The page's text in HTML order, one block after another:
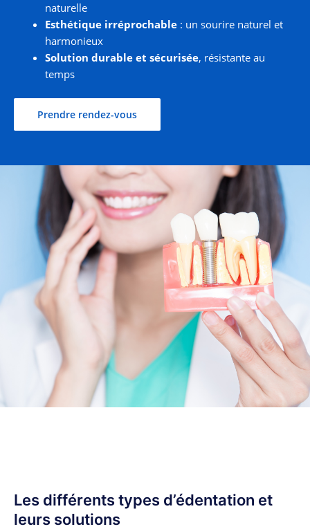
naturelle
Esthétique irréprochable : un sourire naturel et
harmonieux
Solution durable et sécurisée, résistante au
temps
Prendre rendez-vous
Les différents types d’édentation et
leurs solutions